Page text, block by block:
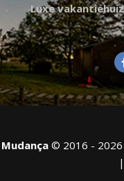
Luxe
Mudança © 2016 -
|